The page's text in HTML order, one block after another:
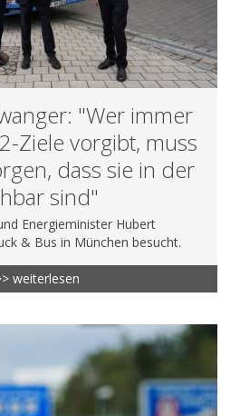
"Wer immer
Ziele vorgibt, muss
dass sie in der
sind"
Energieminister Hubert
& Bus in München besucht.
weiterlesen